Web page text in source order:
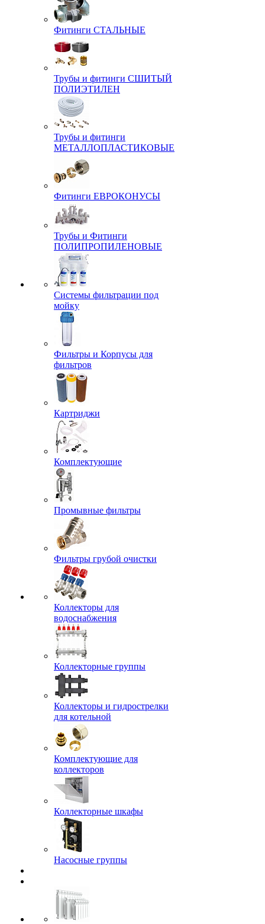
Фитинги СТАЛЬНЫЕ
Трубы и фитинги СШИТЫЙ
ПОЛИЭТИЛЕН
Трубы и фитинги
МЕТАЛЛОПЛАСТИКОВЫЕ
Фитинги ЕВРОКОНУСЫ
Трубы и Фитинги
ПОЛИПРОПИЛЕНОВЫЕ
Системы фильтрации под
мойку
Фильтры и Корпусы для
фильтров
Картриджи
Комплектующие
Промывные фильтры
Фильтры грубой очистки
Коллекторы для
водоснабжения
Коллекторные группы
Коллекторы и гидрострелки
для котельной
Комплектующие для
коллекторов
Коллекторные шкафы
Насосные группы